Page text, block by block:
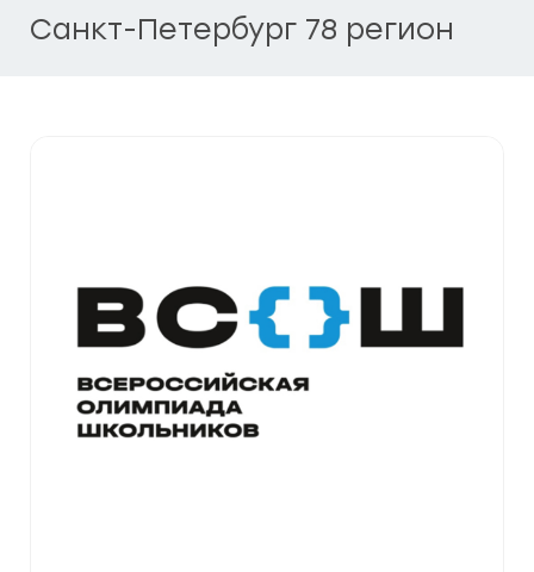
Санкт-Петербург 78 регион